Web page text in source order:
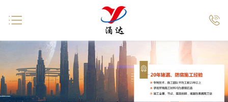
 